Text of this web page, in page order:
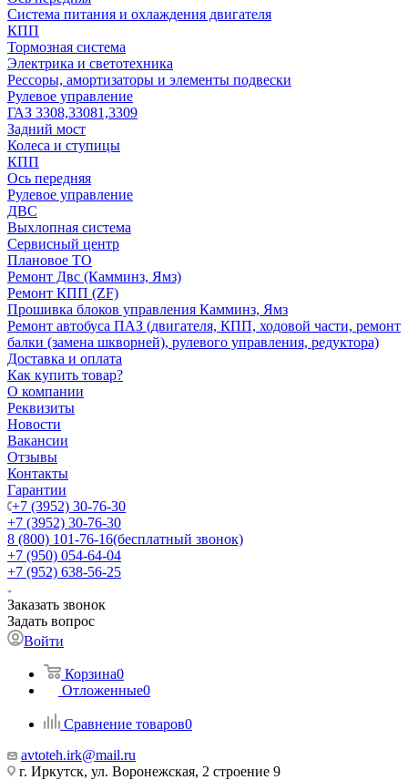
Система питания и охлаждения двигателя
КПП
Тормозная система
Электрика и светотехника
Рессоры, амортизаторы и элементы подвески
Рулевое управление
ГАЗ 3308,33081,3309
Задний мост
Колеса и ступицы
КПП
Ось передняя
Рулевое управление
ДВС
Выхлопная система
Сервисный центр
Плановое ТО
Ремонт Двс (Камминз, Ямз)
Ремонт КПП (ZF)
Прошивка блоков управления Камминз, Ямз
Ремонт автобуса ПАЗ (двигателя, КПП, ходовой части, ремонт
балки (замена шкворней), рулевого управления, редуктора)
Доставка и оплата
Как купить товар?
О компании
Реквизиты
Новости
Вакансии
Отзывы
Контакты
Гарантии
+7 (3952) 30-76-30
+7 (3952) 30-76-30
8 (800) 101-76-16(бесплатный звонок)
+7 (950) 054-64-04
+7 (952) 638-56-25
Заказать звонок
Задать вопрос
Войти
Корзина0
Отложенные0
Сравнение товаров0
avtoteh.irk@mail.ru
г. Иркутск, ул. Воронежская, 2 строение 9